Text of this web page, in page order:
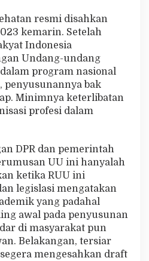
resmi disahkan
kemarin. Setelah
Indonesia
Undang-undang
program nasional
penyusunannya bak
Minimnya keterlibatan
profesi dalam
DPR dan pemerintah
UU ini hanyalah
ketika RUU ini
legislasi mengatakan
yang padahal
awal pada penyusunan
di masyarakat pun
Belakangan, tersiar
mengesahkan draft